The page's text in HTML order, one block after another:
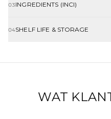
03INGREDIENTS (INCI)
04SHELF LIFE & STORAGE
WAT